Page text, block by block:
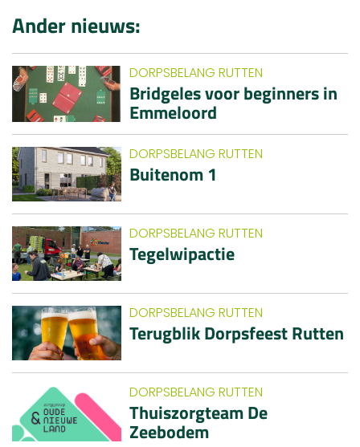
Ander nieuws:
DORPSBELANG RUTTEN
Bridgeles voor beginners in
Emmeloord
DORPSBELANG RUTTEN
Buitenom 1
DORPSBELANG RUTTEN
Tegelwipactie
DORPSBELANG RUTTEN
Terugblik Dorpsfeest Rutten
DORPSBELANG RUTTEN
Thuiszorgteam De
Zeebodem